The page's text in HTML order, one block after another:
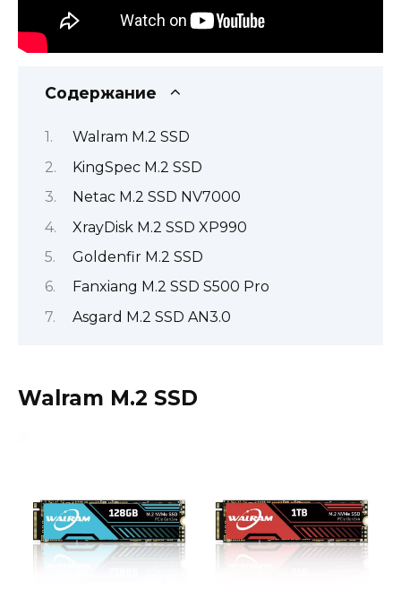
Содержание
Walram M.2 SSD
KingSpec M.2 SSD
Netac M.2 SSD NV7000
XrayDisk M.2 SSD XP990
Goldenfir M.2 SSD
Fanxiang M.2 SSD S500 Pro
Asgard M.2 SSD AN3.0
Walram M.2 SSD